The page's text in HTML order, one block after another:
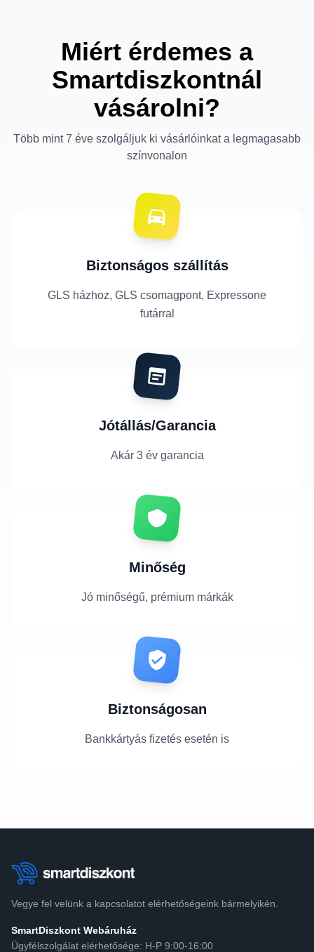
Miért érdemes a
Smartdiszkontnál
vásárolni?
Több mint 7 éve szolgáljuk ki vásárlóinkat a legmagasabb
színvonalon
Biztonságos szállítás
GLS házhoz, GLS csomagpont, Expressone
futárral
Jótállás/Garancia
Akár 3 év garancia
Minőség
Jó minőségű, prémium márkák
Biztonságosan
Bankkártyás fizetés esetén is
Vegye fel velünk a kapcsolatot elérhetőségeink bármelyikén.
SmartDiszkont Webáruház
Ügyfélszolgálat elérhetősége: H-P 9:00-16:00